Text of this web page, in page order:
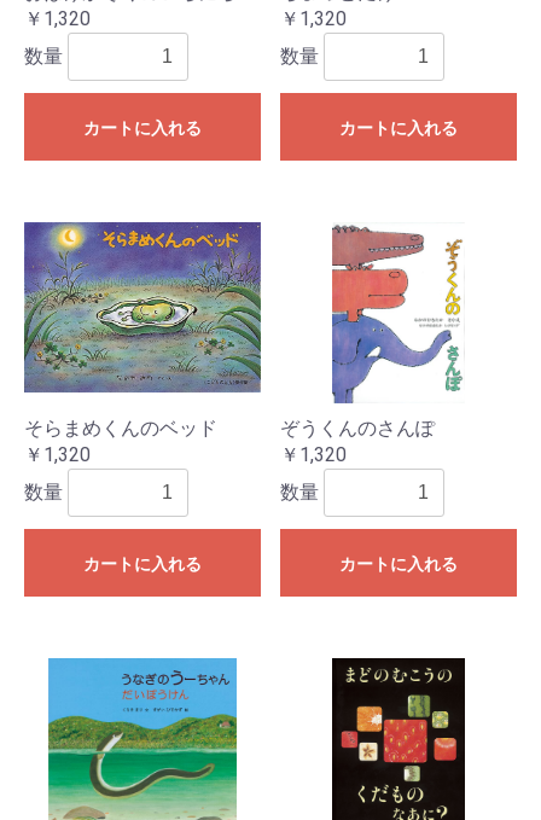
￥1,320
数量
カートに入れる
￥1,320
数量
カートに入れる
そらまめくんのベッド
￥1,320
数量
カートに入れる
ぞうくんのさんぽ
￥1,320
数量
カートに入れる